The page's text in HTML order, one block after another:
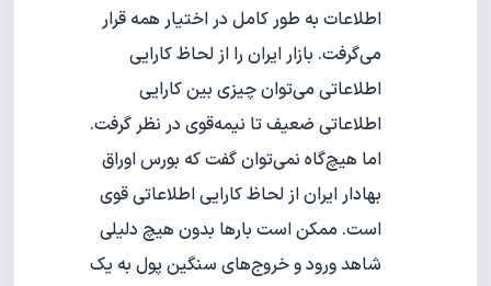
اطلاعات به طور کامل در اختیار همه قرار
می‌گرفت. بازار ایران را از لحاظ کارایی
اطلاعاتی می‌توان چیزی بین کارایی
اطلاعاتی ضعیف تا نیمه‌قوی در نظر گرفت.
اما هیچ‌گاه نمی‌توان گفت که بورس اوراق
بهادار ایران از لحاظ کارایی اطلاعاتی قوی
است. ممکن است بارها بدون هیچ دلیلی
شاهد ورود و خروج‌های سنگین پول به یک